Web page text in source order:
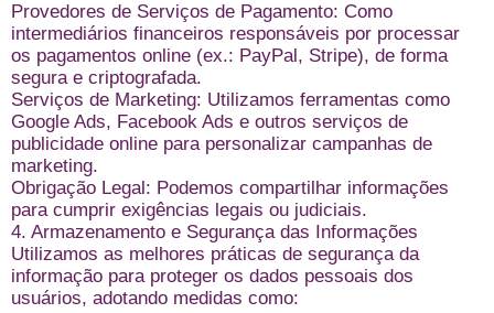
Provedores de Serviços de Pagamento: Como
intermediários financeiros responsáveis por processar
os pagamentos online (ex.: PayPal, Stripe), de forma
segura e criptografada.
Serviços de Marketing: Utilizamos ferramentas como
Google Ads, Facebook Ads e outros serviços de
publicidade online para personalizar campanhas de
marketing.
Obrigação Legal: Podemos compartilhar informações
para cumprir exigências legais ou judiciais.
4. Armazenamento e Segurança das Informações
Utilizamos as melhores práticas de segurança da
informação para proteger os dados pessoais dos
usuários, adotando medidas como: